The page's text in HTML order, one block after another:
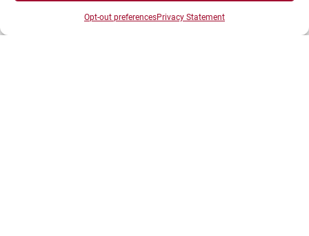
Opt-out preferencesPrivacy Statement
Création agence MagicWeb